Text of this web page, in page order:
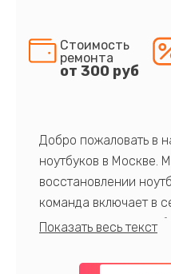
Стоимость
ремонта
от 300 руб
Добро пожаловать в
ноутбуков в Москве.
восстановлении
команда включает в
профессионалов с
предлагаем быстрый